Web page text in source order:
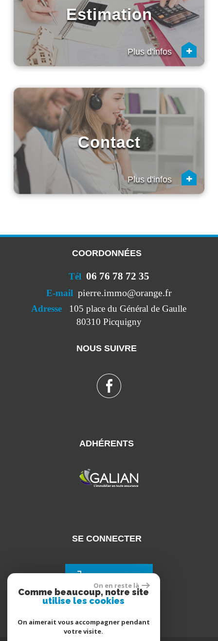
Estimation
Plus d'infos +
Contact
Plus d'infos +
COORDONNÉES
Tél 06 76 78 72 35
E-mail pierre.immo@orange.fr
Adresse
105 place du Général de Gaulle
80310 Picquigny
NOUS SUIVRE
ADHÉRENTS
SE CONNECTER
Espace propriétaires
On en reste là
Comme beaucoup, notre site
utilise les cookies
On aimerait vous accompagner pendant
votre visite.